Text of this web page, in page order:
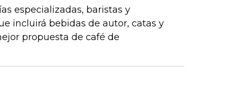
especializadas, baristas y
incluirá bebidas de autor, catas y
propuesta de café de